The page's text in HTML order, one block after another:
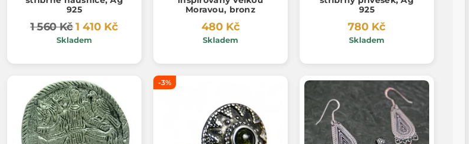
925
1 560 Kč1 410 Kč
Skladem
Moravou, bronz
480 Kč
Skladem
925
780 Kč
Skladem
-3%